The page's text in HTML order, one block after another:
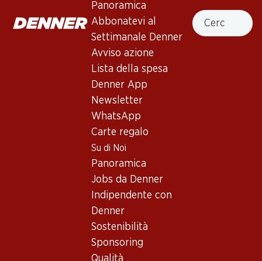
Panoramica
Abbonatevi al
Settimanale Denner
Avviso azione
Lista della spesa
Denner App
Newsletter
WhatsApp
Carte regalo
Su di Noi
Panoramica
Jobs da Denner
Indipendente con
Denner
Sostenibilità
Sponsoring
Qualità
Cercare
(75%), Merlot (22%) e Petit Verdot (3%).
Buono a sapersi
Cabernet Sauvignon
Petit Verdot
Maturità di beva